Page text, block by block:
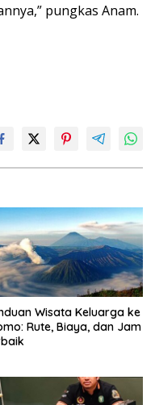
pungkas Anam.
Wisata Keluarga ke
Rute, Biaya, dan Jam